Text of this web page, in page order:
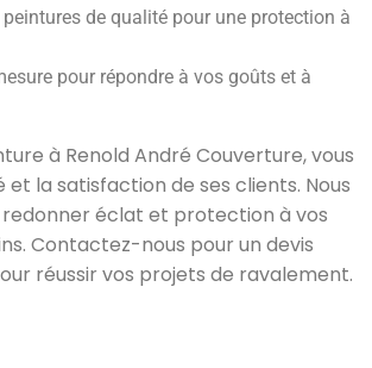
de qualité pour une protection à
pour répondre à vos goûts et à
à Renold André Couverture, vous
la satisfaction de ses clients. Nous
éclat et protection à vos
Contactez-nous pour un devis
réussir vos projets de ravalement.